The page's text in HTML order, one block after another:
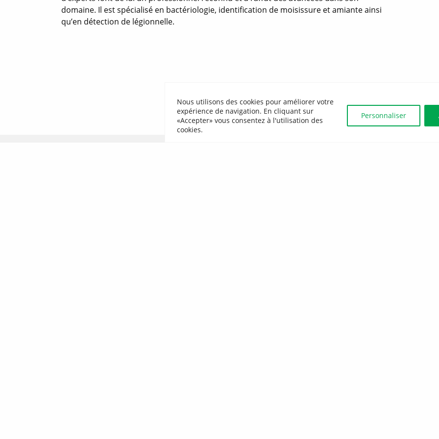
Nous utilisons des cookies pour améliorer votre
expérience de navigation. En cliquant sur
«Accepter» vous consentez à l'utilisation des
cookies.
Personnaliser
domaine. Il est spécialisé en bactériologie, identification de moisissure et amiante ainsi
qu’en détection de légionnelle.